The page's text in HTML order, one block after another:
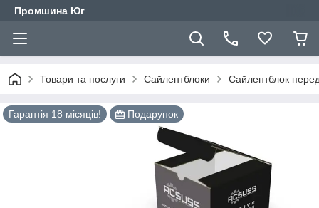
Промшина Юг
Товари та послуги Сайлентблоки Сайлентблок
Гарантія 18 місяців! Подарунок